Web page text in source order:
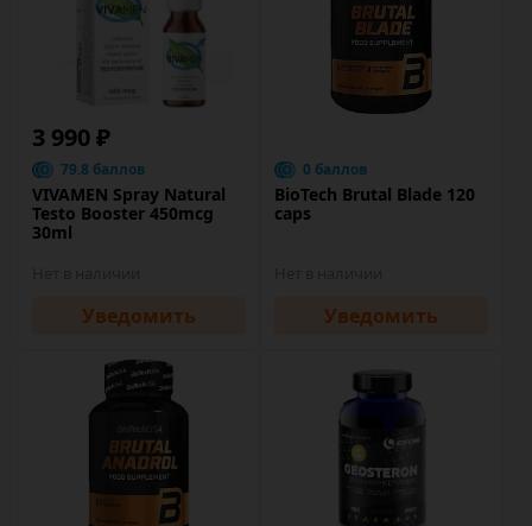
3 990 ₽
79.8 баллов
VIVAMEN Spray Natural
Testo Booster 450mcg
30ml
Уведомить
0 баллов
BioTech Brutal Blade 120
caps
Уведомить